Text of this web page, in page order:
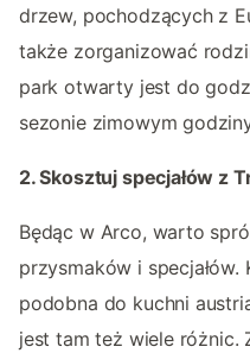
drzew, pochodzących z
także zorganizować
park otwarty jest do
sezonie zimowym
2. Skosztuj specjałów z
Będąc w Arco, warto
przysmaków i specjałów.
podobna do kuchni
jest tam też wiele różnic.